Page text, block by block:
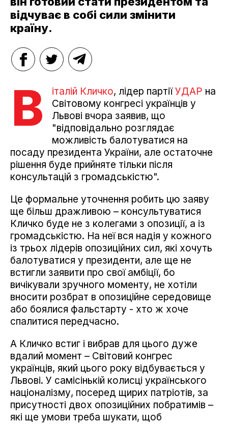
відчуває в собі сили змінити
країну.
В італій Кличко, лідер партіїУДАР на
Світовому конгресі українців у
Львові вчора заявив, що
"відповідально розглядає
можливість балотуватися на
посаду президента України, але остаточне
рішення буде прийняте тільки після
консультацій з громадськістю".
Це формальне уточнення робить цю заяву
ще більш дражливою – консультуватися
Кличко буде не з колегами з опозиції, а із
громадськістю. На неї вся надія у кожного
із трьох лідерів опозиційних сил, які хочуть
балотуватися у президенти, але ще не
встигли заявити про свої амбіції, бо
вичікували зручного моменту, не хотіли
вносити розбрат в опозиційне середовище
або боялися фальстарту - хто ж хоче
спалитися передчасно.
А Кличко встиг і вибрав для цього дуже
вдалий момент – Світовий конгрес
українців, який цього року відбувається у
Львові. У самісінькій колисці українського
націоналізму, посеред щирих патріотів, за
присутності двох опозиційних побратимів –
які ще умови треба шукати, щоб